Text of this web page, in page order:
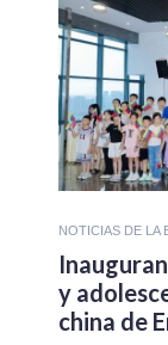
NOTICIAS DE LA
y
china de